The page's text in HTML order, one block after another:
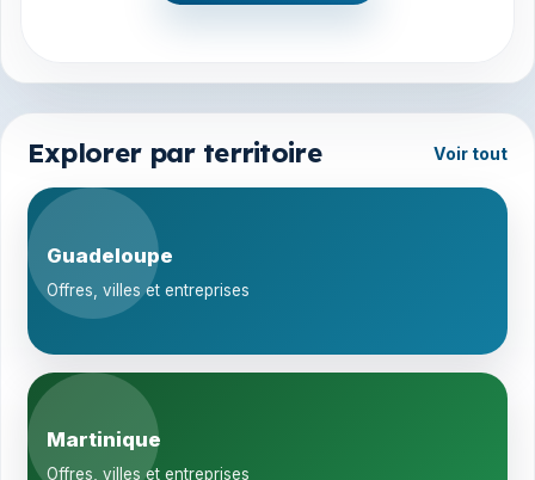
Explorer par territoire Voir tout
Guadeloupe
Offres, villes et entreprises
Martinique
Offres, villes et entreprises